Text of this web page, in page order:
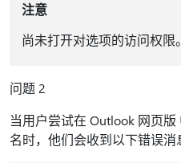
注意
尚未打开对选项的访问权限。
问题 2
当用户尝试在 Outlook 网页
名时，他们会收到以下错误消